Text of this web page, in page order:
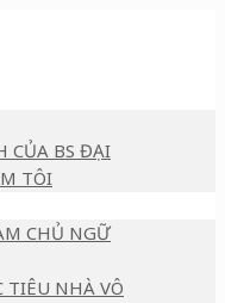
CỦA BS ĐẠI
TÔI
CHỦ NGỮ
TIÊU NHÀ VÔ